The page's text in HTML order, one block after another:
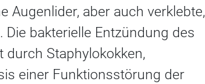
Augenlider, aber auch verklebte,
bakterielle Entzündung des
durch Staphylokokken,
einer Funktionsstörung der